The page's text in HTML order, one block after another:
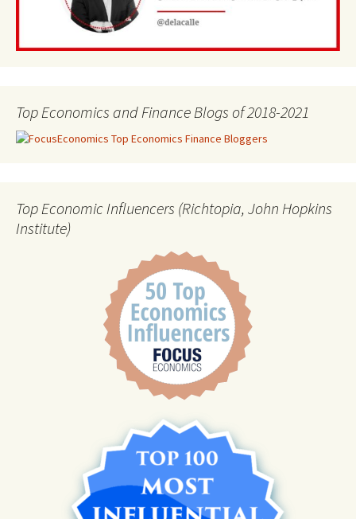
Top Economics and Finance Blogs of 2018-2021
Top Economic Influencers (Richtopia, John Hopkins
Institute)